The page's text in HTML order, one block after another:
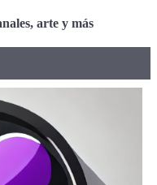
arte y más